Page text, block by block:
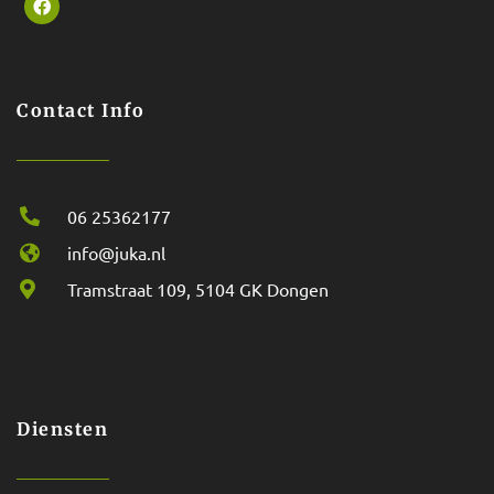
Contact Info
06 25362177
info@juka.nl
Tramstraat 109, 5104 GK Dongen
Diensten